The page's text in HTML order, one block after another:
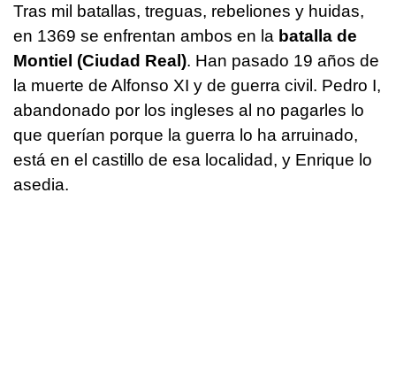
Tras mil batallas, treguas, rebeliones y huidas,
en 1369 se enfrentan ambos en la batalla de
Montiel (Ciudad Real). Han pasado 19 años de
la muerte de Alfonso XI y de guerra civil. Pedro I,
abandonado por los ingleses al no pagarles lo
que querían porque la guerra lo ha arruinado,
está en el castillo de esa localidad, y Enrique lo
asedia.